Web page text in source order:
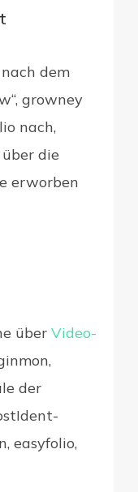
dem
growney
nach,
die
erworben
über Video-
der
easyfolio,